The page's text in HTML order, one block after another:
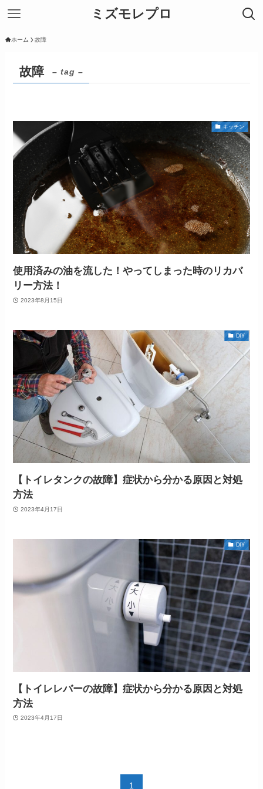
ミズモレプロ
ホーム 故障
故障 – tag –
キッチン
使用済みの油を流した！やってしまった時のリカバ
リー方法！
2023年8月15日
DIY
【トイレタンクの故障】症状から分かる原因と対処
方法
2023年4月17日
DIY
【トイレレバーの故障】症状から分かる原因と対処
方法
2023年4月17日
1